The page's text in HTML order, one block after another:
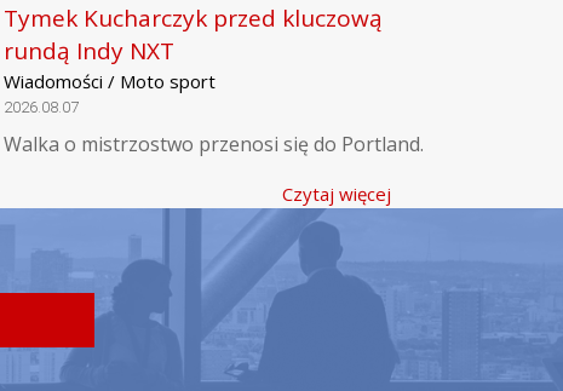
Tymek Kucharczyk przed kluczową
rundą Indy NXT
Wiadomości / Moto sport
2026.08.07
Walka o mistrzostwo przenosi się do Portland.
Czytaj więcej